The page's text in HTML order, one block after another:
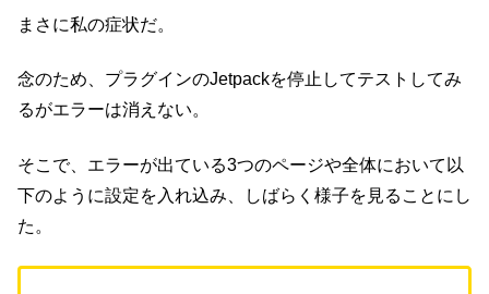
まさに私の症状だ。
念のため、プラグインのJetpackを停止してテストしてみ
るがエラーは消えない。
そこで、エラーが出ている3つのページや全体において以
下のように設定を入れ込み、しばらく様子を見ることにし
た。